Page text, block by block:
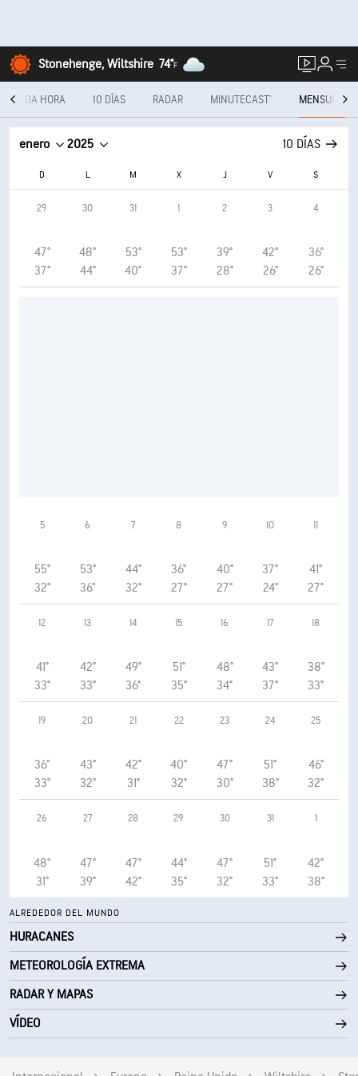
Stonehenge, Wiltshire 74°F
CADA HORA 10 DÍAS RADAR MINUTECAST® MENSUAL
enero 2025 10 DÍAS
D L M X J V S
29
47°
37°
30
48°
44°
31
53°
40°
1
53°
37°
2
39°
28°
3
42°
26°
4
36°
26°
5
55°
32°
6
53°
36°
7
44°
32°
8
36°
27°
9
40°
27°
10
37°
24°
11
41°
27°
12
41°
33°
13
42°
33°
14
49°
36°
15
51°
35°
16
48°
34°
17
43°
37°
18
38°
33°
19
36°
33°
20
43°
32°
21
42°
31°
22
40°
32°
23
47°
30°
24
51°
38°
25
46°
32°
26
48°
31°
27
47°
39°
28
47°
42°
29
44°
35°
30
47°
32°
31
51°
33°
1
42°
38°
ALREDEDOR DEL MUNDO
HURACANES
METEOROLOGÍA EXTREMA
RADAR Y MAPAS
VÍDEO